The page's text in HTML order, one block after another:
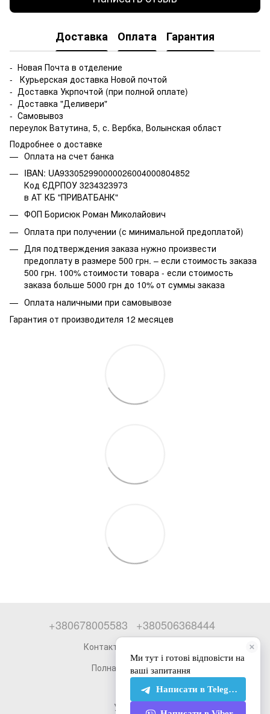
Доставка Оплата Гарантия
- Новая Почта в отделение
- Курьерская доставка Новой почтой
- Доставка Укрпочтой (при полной оплате)
- Доставка "Деливери"
- Самовывоз
переулок Ватутина, 5, с. Вербка, Волынская област
Подробнее о доставке
Оплата на счет банка
IBAN: UA933052990000026004000804852
Код ЄДРПОУ 3234323973
в АТ КБ "ПРИВАТБАНК"
ФОП Борисюк Роман Миколайович
Оплата при получении (с минимальной предоплатой)
Для подтверждения заказа нужно произвести
предоплату в размере 500 грн. – если стоимость заказа
500 грн. 100% стоимости товара - если стоимость
заказа больше 5000 грн до 10% от суммы заказа
Оплата наличными при самовывозе
Гарантия от производителя 12 месяцев
+380678005583 +380506368444
Контактная информация
Полная версия сайта
© 2026
Укр Рус